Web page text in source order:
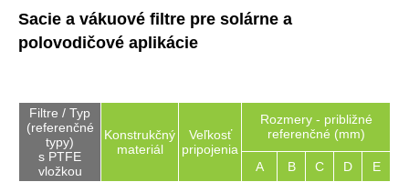
Sacie a vákuové filtre pre solárne a
polovodičové aplikácie
Filtre / Typ
(referenčné
typy)
s PTFE
vložkou
Konstrukčný
materiál
Veľkosť
pripojenia
Rozmery - približné
referenčné (mm)
A B C D
E